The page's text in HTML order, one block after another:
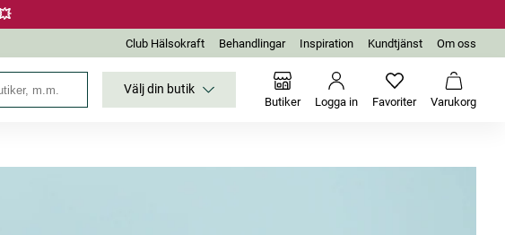
Club Hälsokraft Behandlingar Inspiration Kundtjänst Om oss
Välj din butik
Butiker Logga in FavoriterInga favoriter
Varukorg